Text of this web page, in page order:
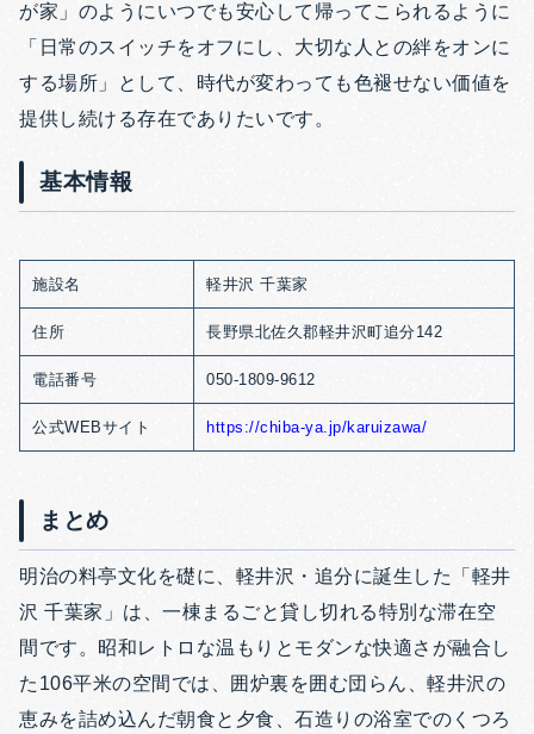
が家」のようにいつでも安心して帰ってこられるように
「日常のスイッチをオフにし、大切な人との絆をオンに
する場所」として、時代が変わっても色褪せない価値を
提供し続ける存在でありたいです。
基本情報
施設名 軽井沢 千葉家
住所 長野県北佐久郡軽井沢町追分142
電話番号 050-1809-9612
公式WEBサイト https://chiba-ya.jp/karuizawa/
まとめ
明治の料亭文化を礎に、軽井沢・追分に誕生した「軽井
沢 千葉家」は、一棟まるごと貸し切れる特別な滞在空
間です。昭和レトロな温もりとモダンな快適さが融合し
た106平米の空間では、囲炉裏を囲む団らん、軽井沢の
恵みを詰め込んだ朝食と夕食、石造りの浴室でのくつろ